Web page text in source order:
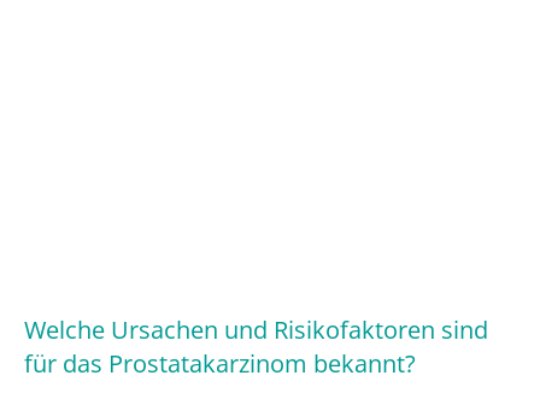
Welche Ursachen und Risikofaktoren sind
für das Prostatakarzinom bekannt?